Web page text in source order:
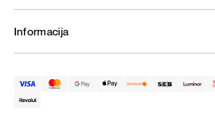
Informacija